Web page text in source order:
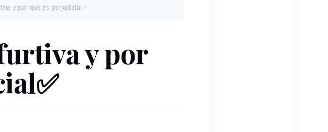
y por qué es perjudicial✅
y por